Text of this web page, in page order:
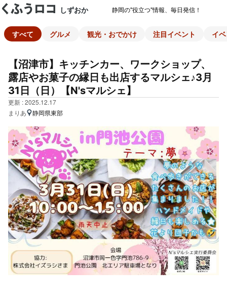
しずおか 静岡の"役立つ"情報、毎日発信！
すべて グルメ 観光・おでかけ 注目イベント イ
【沼津市】キッチンカー、ワークショップ、
露店やお菓子の縁日も出店するマルシェ♪3月
31日（日）【N'sマルシェ】
更新 : 2025.12.17
まりあ
静岡県東部